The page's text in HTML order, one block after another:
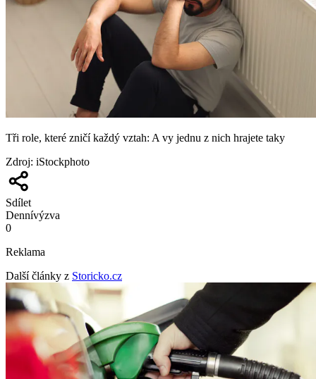
Tři role, které zničí každý vztah: A vy jednu z nich hrajete taky
Zdroj: iStockphoto
Sdílet
Dennívýzva
0
Reklama
Další články z Storicko.cz